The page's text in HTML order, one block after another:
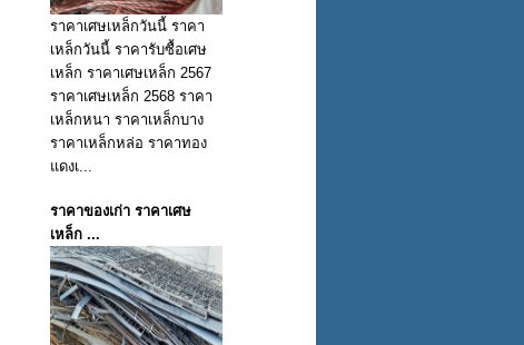
ราคาเศษเหล็กวันนี้ ราคา
เหล็กวันนี้ ราคารับซื้อเศษ
เหล็ก ราคาเศษเหล็ก 2567
ราคาเศษเหล็ก 2568 ราคา
เหล็กหนา ราคาเหล็กบาง
ราคาเหล็กหล่อ ราคาทอง
แดงเ...
ราคาของเก่า ราคาเศษ
เหล็ก ...